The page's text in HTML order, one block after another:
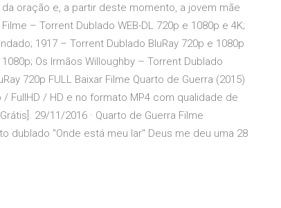
oração e, a partir deste momento, a jovem mãe
– Torrent Dublado WEB-DL 720p e 1080p e 4K;
1917 – Torrent Dublado BluRay 720p e 1080p
Os Irmãos Willoughby – Torrent Dublado
720p FULL Baixar Filme Quarto de Guerra (2015)
FullHD / HD e no formato MP4 com qualidade de
29/11/2016 · Quarto de Guerra Filme
dublado "Onde está meu lar" Deus me deu uma 28